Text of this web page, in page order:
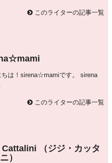
このライターの記事一覧
ちは！sirena☆mamiです。 sirena
このライターの記事一覧
（ジジ・カッタ
）